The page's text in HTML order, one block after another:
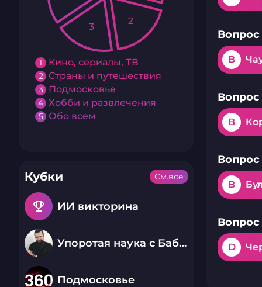
1 Кино, сериалы, ТВ
2 Страны и путешествия
3 Подмосковье
4 Хобби и развлечения
5 Обо всем
2
3
Кубки
emoji_events ИИ викторина
Упоротая наука с Бабаем Лютым
Подмосковье
См.все
Вопрос
B
Вопрос
B
Вопрос
B
Вопрос
D